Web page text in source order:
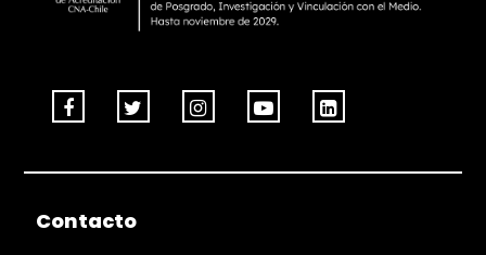
Contacto